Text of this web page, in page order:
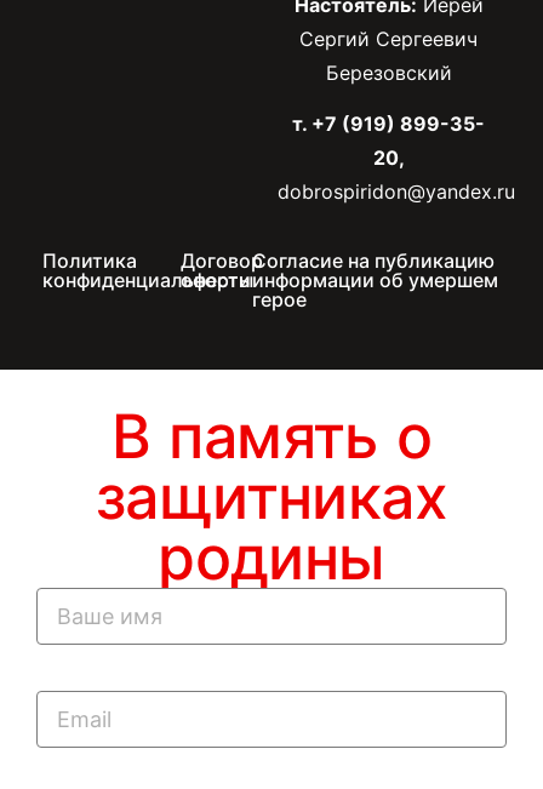
Сергий Сергеевич
Березовский
т. +7 (919) 899-35-
20,
dobrospiridon@yandex.ru
Политика
конфиденциальности
Договор
оферты
Согласие на публикацию
информации об умершем
герое
В память о
защитниках
родины